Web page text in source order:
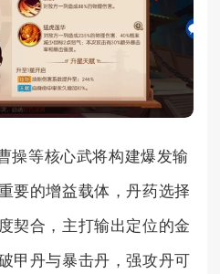
操等核心武将构建爆发输
要的增益载体，丹药选择
契合，主打输出定位的金
甲丹与暴击丹，强攻丹可